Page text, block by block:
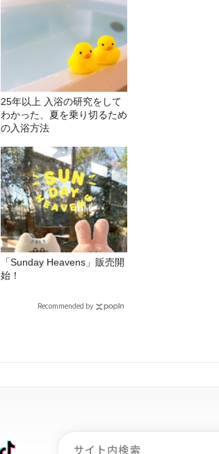
25年以上 入浴の研究をして
わかった、夏を乗り切るため
の入浴方法
「Sunday Heavens」販売開
始！
Recommended by